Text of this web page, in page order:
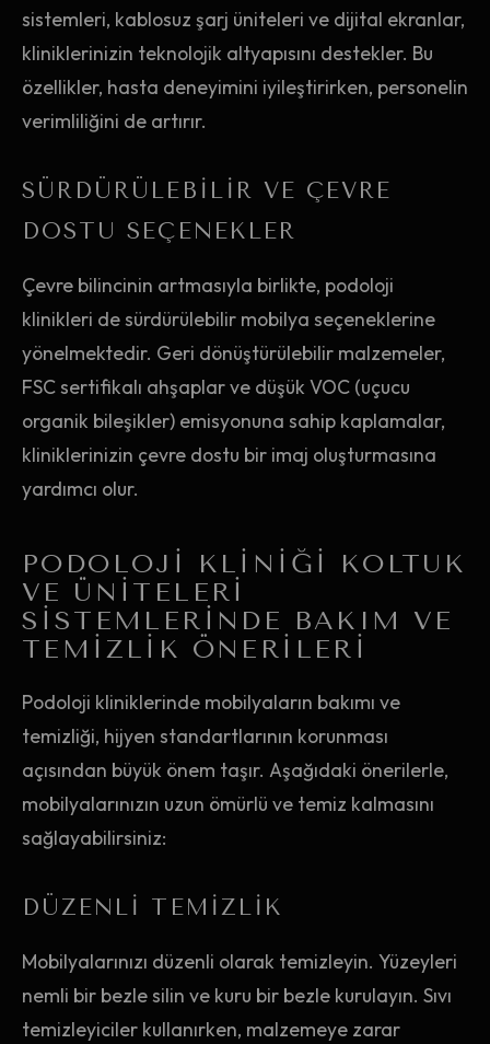
sistemleri, kablosuz şarj üniteleri ve dijital ekranlar,
kliniklerinizin teknolojik altyapısını destekler. Bu
özellikler, hasta deneyimini iyileştirirken, personelin
verimliliğini de artırır.
SÜRDÜRÜLEBILIR VE ÇEVRE
DOSTU SEÇENEKLER
Çevre bilincinin artmasıyla birlikte, podoloji
klinikleri de sürdürülebilir mobilya seçeneklerine
yönelmektedir. Geri dönüştürülebilir malzemeler,
FSC sertifikalı ahşaplar ve düşük VOC (uçucu
organik bileşikler) emisyonuna sahip kaplamalar,
kliniklerinizin çevre dostu bir imaj oluşturmasına
yardımcı olur.
PODOLOJI KLINIĞI KOLTUK
VE ÜNITELERI
SISTEMLERINDE BAKIM VE
TEMIZLIK ÖNERILERI
Podoloji kliniklerinde mobilyaların bakımı ve
temizliği, hijyen standartlarının korunması
açısından büyük önem taşır. Aşağıdaki önerilerle,
mobilyalarınızın uzun ömürlü ve temiz kalmasını
sağlayabilirsiniz:
DÜZENLI TEMIZLIK
Mobilyalarınızı düzenli olarak temizleyin. Yüzeyleri
nemli bir bezle silin ve kuru bir bezle kurulayın. Sıvı
temizleyiciler kullanırken, malzemeye zarar